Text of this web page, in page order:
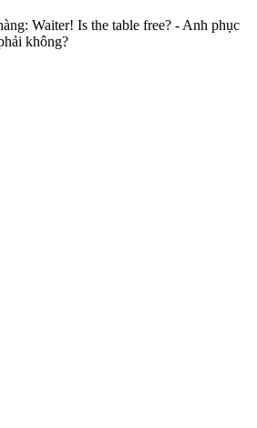
Waiter! Is the table free? - Anh phục
không?